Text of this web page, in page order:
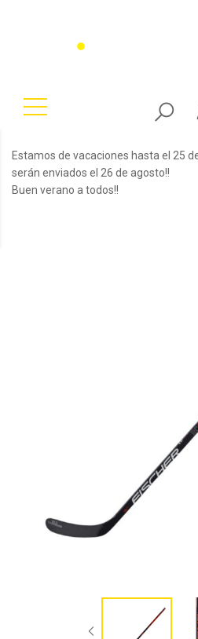
Estamos de vacaciones hasta el 25
serán enviados el 26 de agosto!!
Buen verano a todos!!